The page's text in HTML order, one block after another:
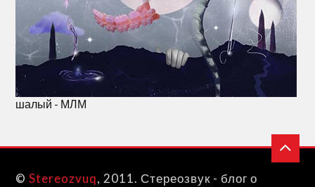
шалый - МЛМ
©Stereozvuq, 2011. Стереозвук - блог о